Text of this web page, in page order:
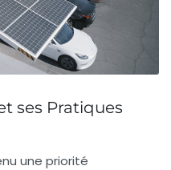
ses Pratiques
une priorité